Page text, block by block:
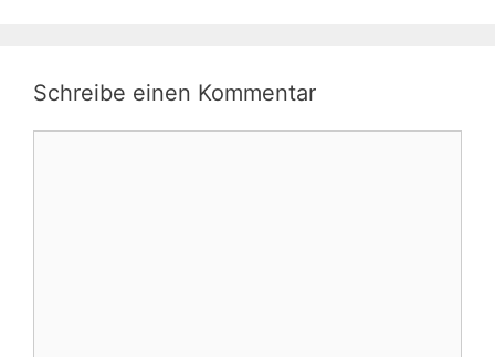
Schreibe einen Kommentar